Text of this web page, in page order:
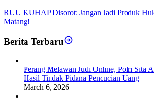
RUU KUHAP Disorot: Jangan Jadi Produk
Matang!
Berita Terbaru
Perang Melawan Judi Online, Polri Sita
Hasil Tindak Pidana Pencucian Uang
March 6, 2026